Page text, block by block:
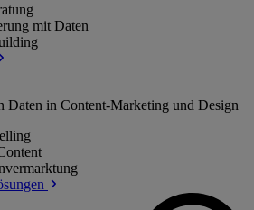
mit Daten
Daten in Content-Marketing und Design